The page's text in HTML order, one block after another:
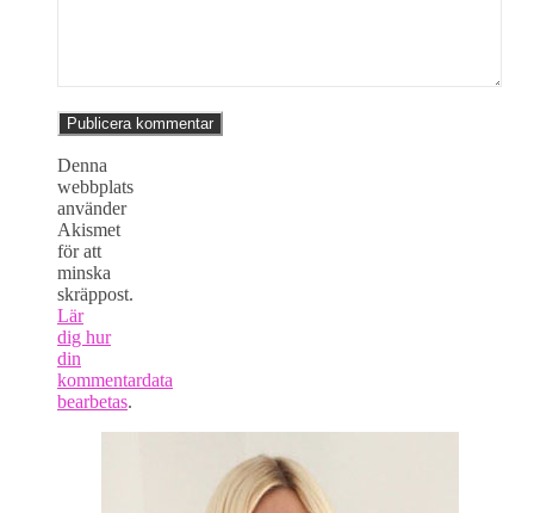
Denna
webbplats
använder
Akismet
för att
minska
skräppost.
Lär
dig hur
din
kommentardata
bearbetas.